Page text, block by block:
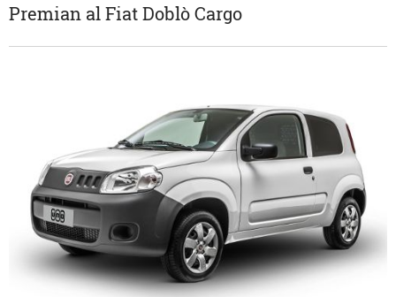
Premian al Fiat Doblò Cargo